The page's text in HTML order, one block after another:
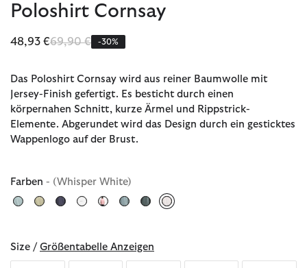
Poloshirt Cornsay
48,93 €Reduziert von
69,90 €bis-30%
Das Poloshirt Cornsay wird aus reiner Baumwolle mit
Jersey-Finish gefertigt. Es besticht durch einen
körpernahen Schnitt, kurze Ärmel und Rippstrick-
Elemente. Abgerundet wird das Design durch ein gesticktes
Wappenlogo auf der Brust.
Farben - (Whisper White)
Size / Größentabelle Anzeigen